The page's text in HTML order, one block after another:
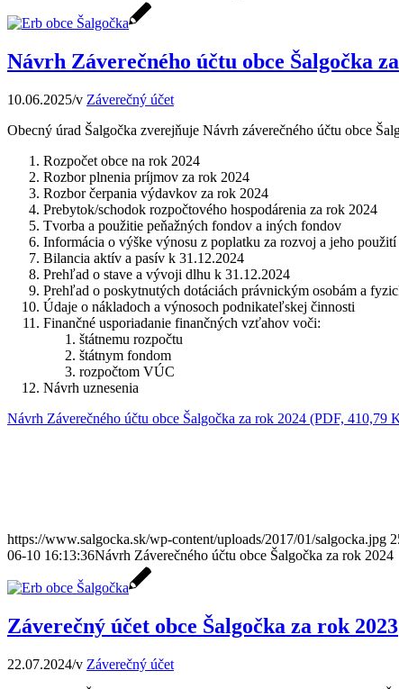
Návrh Záverečného účtu obce Šalgočka
10.06.2025/v Záverečný účet
Obecný úrad Šalgočka zverejňuje Návrh záverečného účtu obce
Rozpočet obce na rok 2024
Rozbor plnenia príjmov za rok 2024
Rozbor čerpania výdavkov za rok 2024
Prebytok/schodok rozpočtového hospodárenia za rok 2024
Tvorba a použitie peňažných fondov a iných fondov
Informácia o výške výnosu z poplatku za rozvoj a jeho použití
Bilancia aktív a pasív k 31.12.2024
Prehľad o stave a vývoji dlhu k 31.12.2024
Prehľad o poskytnutých dotáciách právnickým osobám a
Údaje o nákladoch a výnosoch podnikateľskej činnosti
Finančné usporiadanie finančných vzťahov voči:
štátnemu rozpočtu
štátnym fondom
rozpočtom VÚC
Návrh uznesenia
Návrh Záverečného účtu obce Šalgočka za rok 2024 (PDF, 410,79
https://www.salgocka.sk/wp-content/uploads/2017/01/salgocka.jpg
06-10 16:13:36Návrh Záverečného účtu obce Šalgočka za rok 2024
Záverečný účet obce Šalgočka za rok 2023
22.07.2024/v Záverečný účet